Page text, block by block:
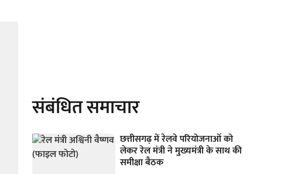
संबंधित समाचार
छत्तीसगढ़ में रेलवे परियोजनाओं को
लेकर रेल मंत्री ने मुख्यमंत्री के साथ की
समीक्षा बैठक